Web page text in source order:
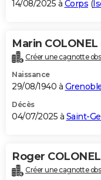
14/08/2025 à Corps (
Marin COLONEL
Créer une cagnotte
Naissance
29/08/1940 à
Décès
04/07/2025 à Saint-
Roger COLONEL
Créer une cagnotte